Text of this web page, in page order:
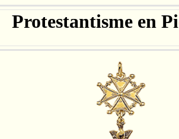
Protestantisme en